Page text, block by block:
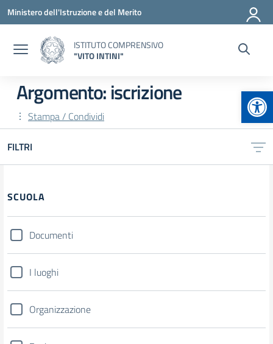
Vai ai contenuti
Vai al menu di navigazione
Vai al footer
Ministero dell'Istruzione e del Merito
ISTITUTO COMPRENSIVO
"VITO INTINI"
Argomento: iscrizione
Stampa / Condividi
FILTRI
Filtri
SCUOLA
Documenti
I luoghi
Organizzazione